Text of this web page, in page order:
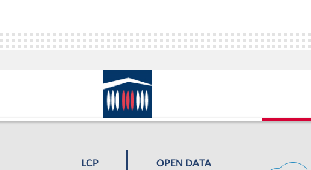
LCP
OPEN DATA